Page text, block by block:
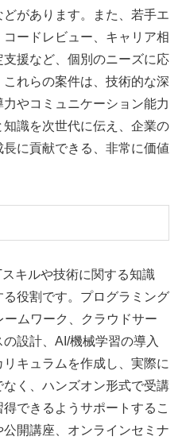
があります。また、若手エ
ードレビュー、キャリア相
援など、個別のニーズに応
れらの案件は、技術的な深
やコミュニケーション能力
識を次世代に伝え、企業の
に貢献できる、非常に価値
キルや技術に関する知識
役割です。プログラミング
ムワーク、クラウドサー
設計、AI/機械学習の導入
キュラムを作成し、実際に
く、ハンズオン形式で受講
できるようサポートするこ
開講座、オンラインセミナ